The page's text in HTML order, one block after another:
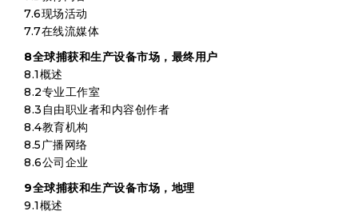
7.6现场活动
7.7在线流媒体
8全球捕获和生产设备市场，最终用户
8.1概述
8.2专业工作室
8.3自由职业者和内容创作者
8.4教育机构
8.5广播网络
8.6公司企业
9全球捕获和生产设备市场，地理
9.1概述